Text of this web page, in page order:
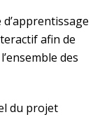
afin de
des
du projet